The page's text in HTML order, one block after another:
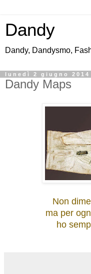
Dandy
Dandy, Dandysmo,
lunedì 2 giugno 2014
Dandy Maps
Non
ma per
ho